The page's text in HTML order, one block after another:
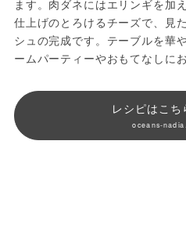
ます。肉ダネにはエリンギを加
仕上げのとろけるチーズで、見
シュの完成です。テーブルを華
ームパーティーやおもてなしに
レシピはこ
oceans-